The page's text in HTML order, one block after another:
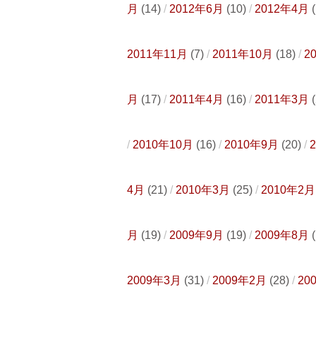
月 (14) 2012年6月 (10) 2012年4月
2011年11月 (7) 2011年10月 (18)
月 (17) 2011年4月 (16) 2011年3月
2010年10月 (16) 2010年9月 (20)
4月 (21) 2010年3月 (25) 2010年2月
月 (19) 2009年9月 (19) 2009年8月
2009年3月 (31) 2009年2月 (28)